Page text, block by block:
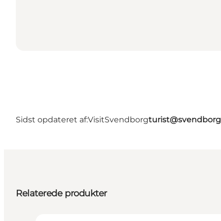
Sidst opdateret af:VisitSvendborg
Relaterede produkter